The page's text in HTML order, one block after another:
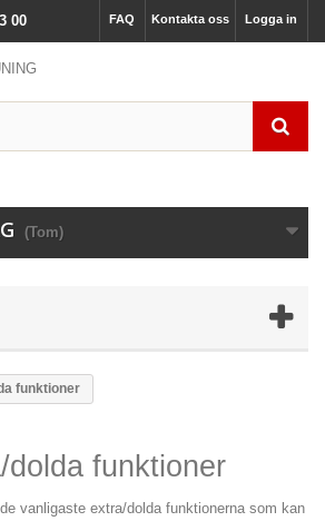
Logga in
Kontakta oss
FAQ
00
(Tom)
funktioner
dolda funktioner
vanligaste extra/dolda funktionerna som kan